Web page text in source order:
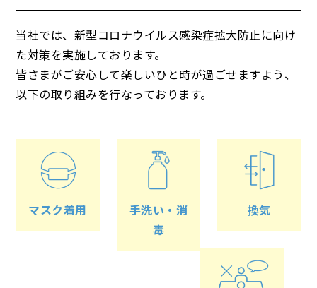
当社では、新型コロナウイルス感染症拡大防止に向け
た対策を実施しております。
皆さまがご安心して楽しいひと時が過ごせますよう、
以下の取り組みを行なっております。
マスク着用
手洗い・消
毒
換気